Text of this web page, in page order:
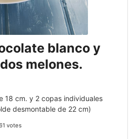
blanco y
melones.
18 cm. y 2 copas individuales
desmontable de 22 cm)
votes